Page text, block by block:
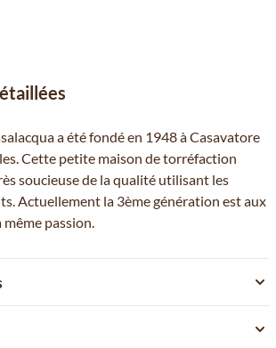
a été fondé en 1948 à Casavatore
Cette petite maison de torréfaction
soucieuse de la qualité utilisant les
Actuellement la 3ème génération est aux
même passion.